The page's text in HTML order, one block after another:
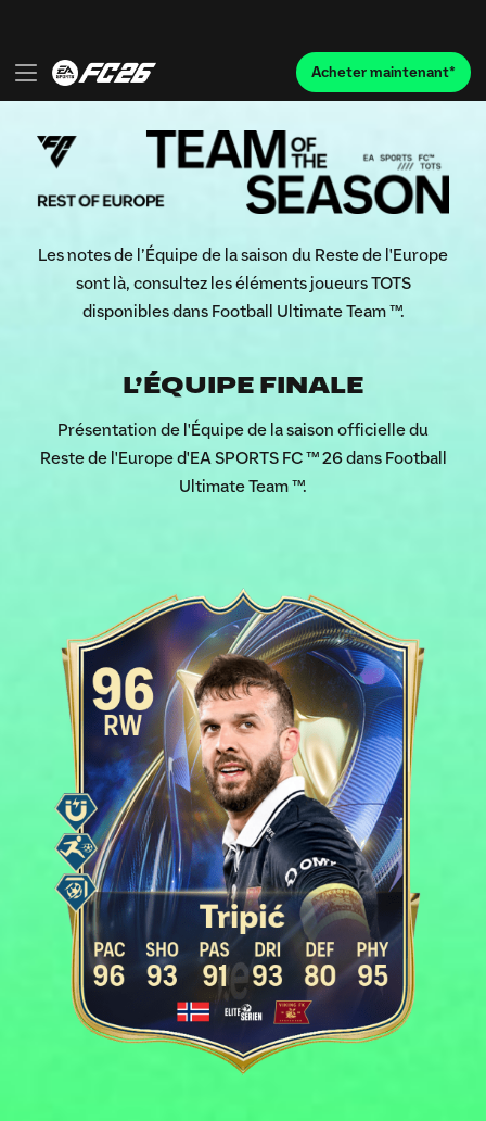
Les notes de l’Équipe de la saison du Reste de l'Europe
sont là, consultez les éléments joueurs TOTS
disponibles dans Football Ultimate Team ™.
L’ÉQUIPE FINALE
Présentation de l'Équipe de la saison officielle du
Reste de l'Europe d'EA SPORTS FC ™ 26 dans Football
Ultimate Team ™.